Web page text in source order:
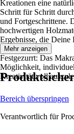
Kreationen eine
Schritt für Schritt
und Fortgeschrittene.
hochwertigen
Ergebnisse, die Deine
Festgezurrt: Das
Möglichkeit,
Kreativität voll
Mehr anzeigen
Bereich überspringen
Verantwortlich für